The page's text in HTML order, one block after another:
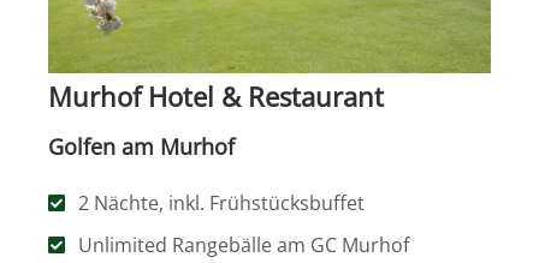
Murhof Hotel & Restaurant
Golfen am Murhof
2 Nächte, inkl. Frühstücksbuffet
Unlimited Rangebälle am GC Murhof